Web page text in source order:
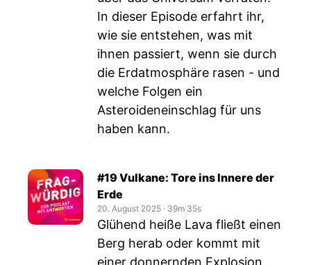
In dieser Episode erfahrt ihr,
wie sie entstehen, was mit
ihnen passiert, wenn sie durch
die Erdatmosphäre rasen - und
welche Folgen ein
Asteroideneinschlag für uns
haben kann.
#19 Vulkane: Tore ins Innere der
Erde
20. August 2025 ‧ 39m 35s
Glühend heiße Lava fließt einen
Berg herab oder kommt mit
einer donnernden Explosion